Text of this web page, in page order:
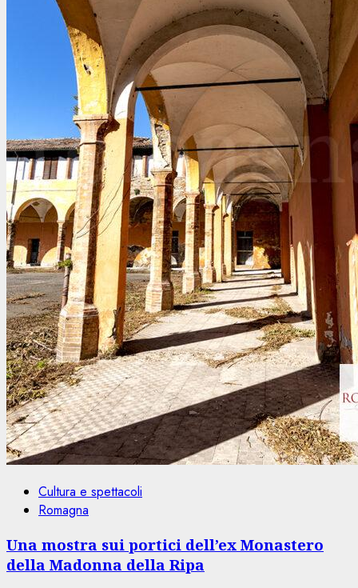
Cultura e spettacoli
Romagna
Una mostra sui portici dell’ex Monastero
della Madonna della Ripa